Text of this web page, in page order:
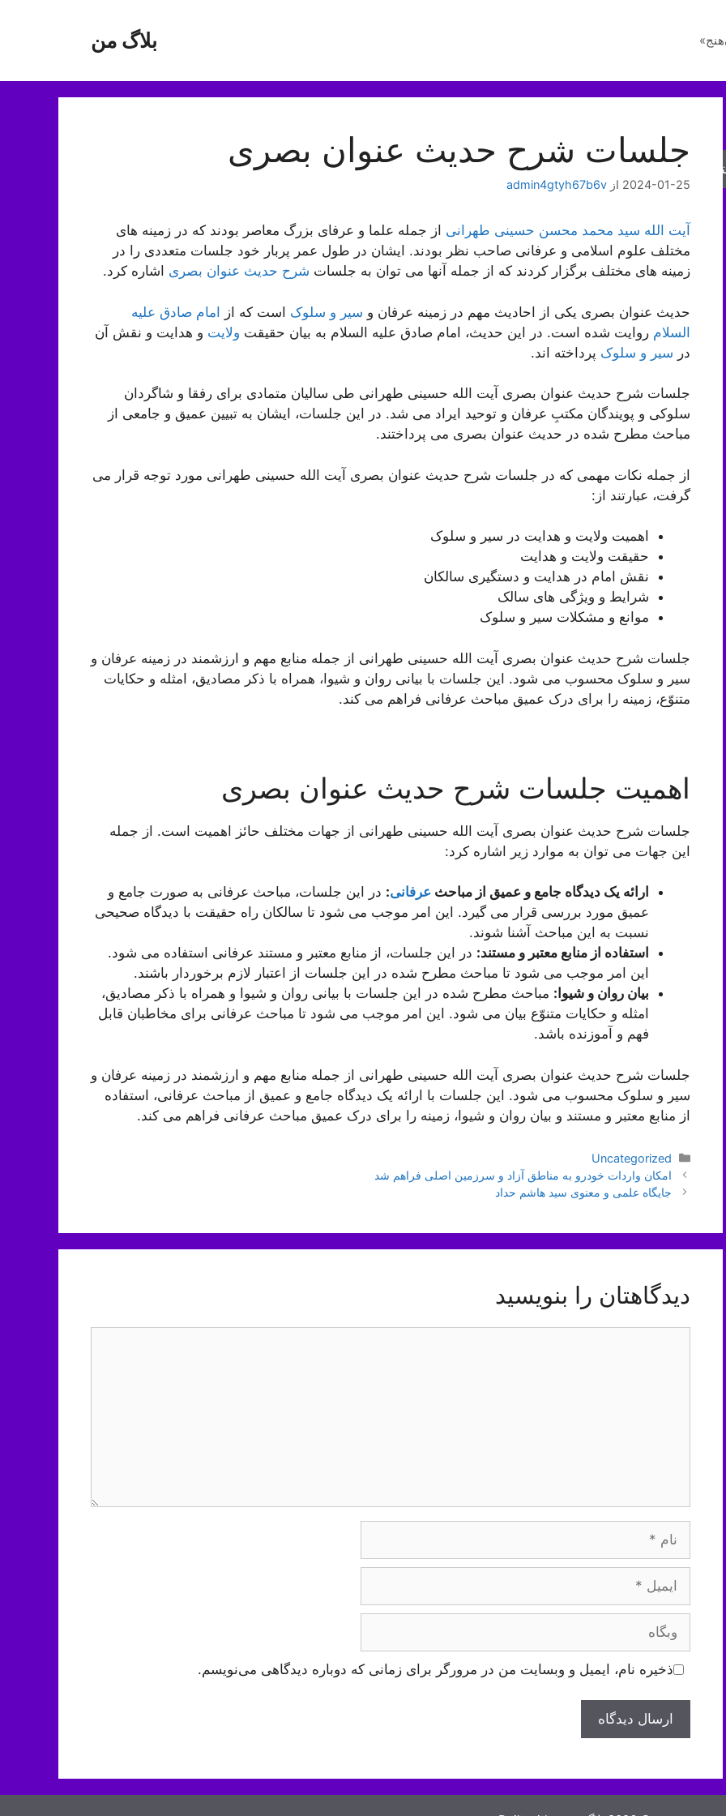
بلاگ من
جلسات شرح حدیث عنوان بصری
2024-01-25 از admin4gtyh67b6v
آیت الله سید محمد محسن حسینی طهرانی از جمله علما و عرفای بزرگ معاصر بودند که در زمینه های
مختلف علوم اسلامی و عرفانی صاحب نظر بودند. ایشان در طول عمر پربار خود جلسات متعددی را در
زمینه های مختلف برگزار کردند که از جمله آنها می توان به جلسات شرح حدیث عنوان بصری اشاره کرد.
حدیث عنوان بصری یکی از احادیث مهم در زمینه عرفان و سیر و سلوک است که از امام صادق علیه
السلام روایت شده است. در این حدیث، امام صادق علیه السلام به بیان حقیقت ولایت و هدایت و نقش آن
در سیر و سلوک پرداخته اند.
جلسات شرح حدیث عنوان بصری آیت الله حسینی طهرانی طی سالیان متمادی برای رفقا و شاگردان
سلوکی و پویندگان مکتبِ عرفان و توحید ایراد می شد. در این جلسات، ایشان به تبیین عمیق و جامعی از
مباحث مطرح شده در حدیث عنوان بصری می پرداختند.
از جمله نکات مهمی که در جلسات شرح حدیث عنوان بصری آیت الله حسینی طهرانی مورد توجه قرار می
گرفت، عبارتند از:
اهمیت ولایت و هدایت در سیر و سلوک
حقیقت ولایت و هدایت
نقش امام در هدایت و دستگیری سالکان
شرایط و ویژگی های سالک
موانع و مشکلات سیر و سلوک
جلسات شرح حدیث عنوان بصری آیت الله حسینی طهرانی از جمله منابع مهم و ارزشمند در زمینه عرفان و
سیر و سلوک محسوب می شود. این جلسات با بیانی روان و شیوا، همراه با ذکر مصادیق، امثله و حکایات
متنوّع، زمینه را برای درک عمیق مباحث عرفانی فراهم می کند.
اهمیت جلسات شرح حدیث عنوان بصری
جلسات شرح حدیث عنوان بصری آیت الله حسینی طهرانی از جهات مختلف حائز اهمیت است. از جمله
این جهات می توان به موارد زیر اشاره کرد:
ارائه یک دیدگاه جامع و عمیق از مباحث عرفانی: در این جلسات، مباحث عرفانی به صورت جامع و
عمیق مورد بررسی قرار می گیرد. این امر موجب می شود تا سالکان راه حقیقت با دیدگاه صحیحی
نسبت به این مباحث آشنا شوند.
استفاده از منابع معتبر و مستند: در این جلسات، از منابع معتبر و مستند عرفانی استفاده می شود.
این امر موجب می شود تا مباحث مطرح شده در این جلسات از اعتبار لازم برخوردار باشند.
بیان روان و شیوا: مباحث مطرح شده در این جلسات با بیانی روان و شیوا و همراه با ذکر مصادیق،
امثله و حکایات متنوّع بیان می شود. این امر موجب می شود تا مباحث عرفانی برای مخاطبان قابل
فهم و آموزنده باشد.
جلسات شرح حدیث عنوان بصری آیت الله حسینی طهرانی از جمله منابع مهم و ارزشمند در زمینه عرفان و
سیر و سلوک محسوب می شود. این جلسات با ارائه یک دیدگاه جامع و عمیق از مباحث عرفانی، استفاده
از منابع معتبر و مستند و بیان روان و شیوا، زمینه را برای درک عمیق مباحث عرفانی فراهم می کند.
دسته‌ها
Uncategorized
ناوبری
نوشته‌ها
امکان واردات خودرو به مناطق آزاد و سرزمین اصلی فراهم شد
جایگاه علمی و معنوی سید هاشم حداد
دیدگاهتان را بنویسید
وبگاه
ذخیره نام، ایمیل و وبسایت من در مرورگر برای زمانی که دوباره دیدگاهی می‌نویسم.